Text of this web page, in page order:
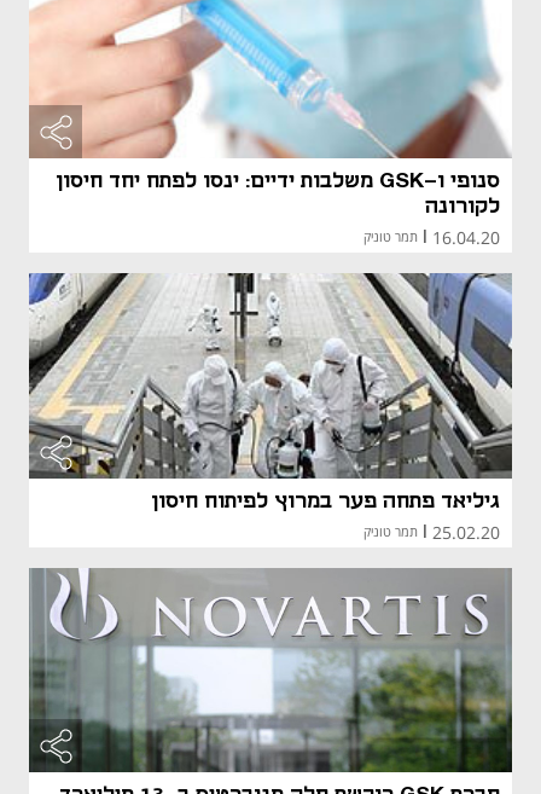
סנופי ו-GSK משלבות ידיים: ינסו לפתח יחד חיסון
לקורונה
16.04.20
| תמר טוניק
גיליאד פתחה פער במרוץ לפיתוח חיסון
25.02.20
| תמר טוניק